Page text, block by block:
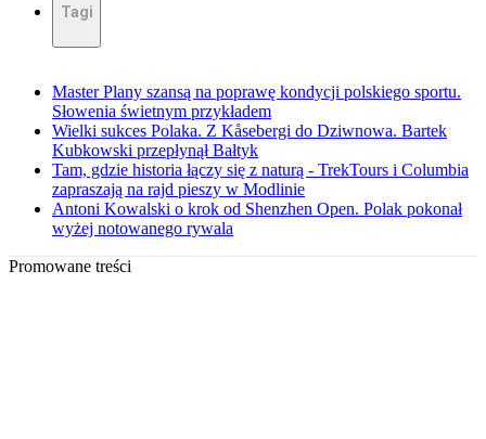
Tagi
Master Plany szansą na poprawę kondycji polskiego sportu.
Słowenia świetnym przykładem
Wielki sukces Polaka. Z Kåsebergi do Dziwnowa. Bartek
Kubkowski przepłynął Bałtyk
Tam, gdzie historia łączy się z naturą - TrekTours i Columbia
zapraszają na rajd pieszy w Modlinie
Antoni Kowalski o krok od Shenzhen Open. Polak pokonał
wyżej notowanego rywala
Promowane treści